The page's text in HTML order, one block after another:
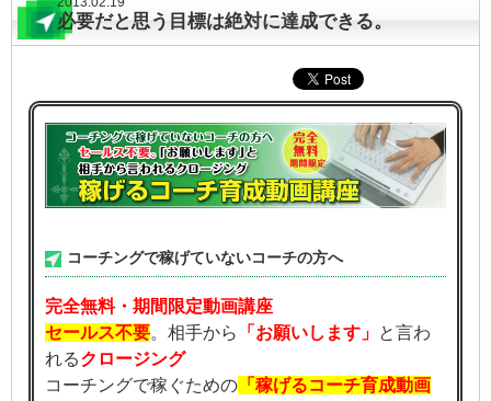
必要だと思う目標は絶対に達成できる。
コーチングで稼げていないコーチの方へ
完全無料・期間限定動画講座
セールス不要。相手から 「お願いします」 と言わ
れるクロージング
コーチングで稼ぐための 「稼げるコーチ育成動画